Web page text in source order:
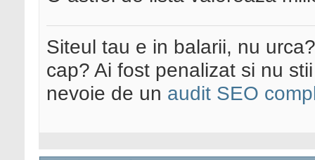
Siteul tau e in balarii, nu
cap? Ai fost penalizat si nu
nevoie de un audit SEO